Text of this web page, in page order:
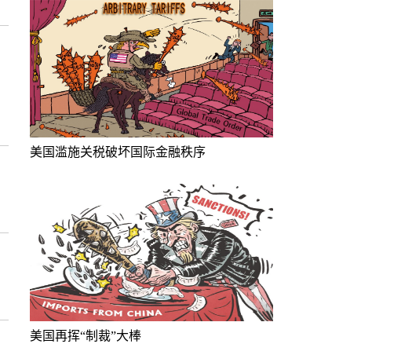
美国滥施关税破坏国际金融秩序
美国再挥“制裁”大棒